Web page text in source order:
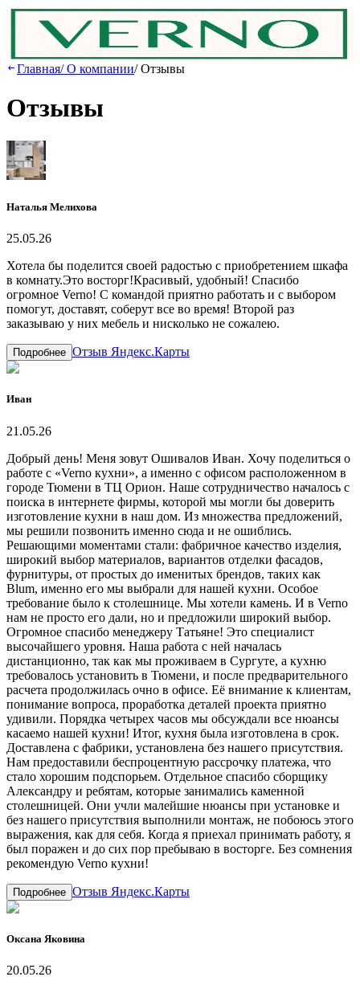
Главная/О компании/Отзывы
Отзывы
Наталья Мелихова
25.05.26
Хотела бы поделится своей радостью с приобретением шкафа
в комнату.Это восторг!Красивый, удобный! Спасибо
огромное Verno! С командой приятно работать и с выбором
помогут, доставят, соберут все во время! Второй раз
заказываю у них мебель и нисколько не сожалею.
Подробнее Отзыв Яндекс.Карты
Иван
21.05.26
Добрый день! Меня зовут Ошивалов Иван. Хочу поделиться о
работе с «Verno кухни», а именно с офисом расположенном в
городе Тюмени в ТЦ Орион. Наше сотрудничество началось с
поиска в интернете фирмы, которой мы могли бы доверить
изготовление кухни в наш дом. Из множества предложений,
мы решили позвонить именно сюда и не ошиблись.
Решающими моментами стали: фабричное качество изделия,
широкий выбор материалов, вариантов отделки фасадов,
фурнитуры, от простых до именитых брендов, таких как
Blum, именно его мы выбрали для нашей кухни. Особое
требование было к столешнице. Мы хотели камень. И в Verno
нам не просто его дали, но и предложили широкий выбор.
Огромное спасибо менеджеру Татьяне! Это специалист
высочайшего уровня. Наша работа с ней началась
дистанционно, так как мы проживаем в Сургуте, а кухню
требовалось установить в Тюмени, и после предварительного
расчета продолжилась очно в офисе. Её внимание к клиентам,
понимание вопроса, проработка деталей проекта приятно
удивили. Порядка четырех часов мы обсуждали все нюансы
касаемо нашей кухни! Итог, кухня была изготовлена в срок.
Доставлена с фабрики, установлена без нашего присутствия.
Нам предоставили беспроцентную рассрочку платежа, что
стало хорошим подспорьем. Отдельное спасибо сборщику
Александру и ребятам, которые занимались каменной
столешницей. Они учли малейшие нюансы при установке и
без нашего присутствия выполнили монтаж, не побоюсь этого
выражения, как для себя. Когда я приехал принимать работу, я
был поражен и до сих пор пребываю в восторге. Без сомнения
рекомендую Verno кухни!
Подробнее Отзыв Яндекс.Карты
Оксана Яковина
20.05.26